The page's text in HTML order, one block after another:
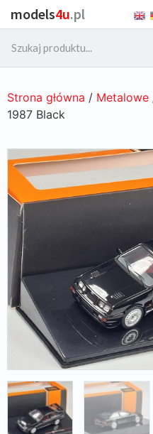
models4u.pl
Strona główna / Metalowe
1987 Black